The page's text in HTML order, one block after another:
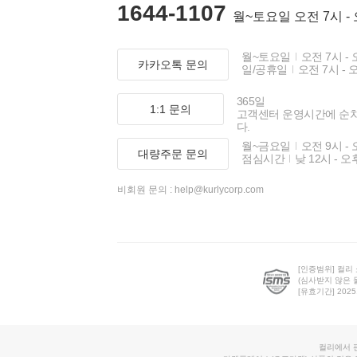
1644-1107 월~토요일 오전 7시 -
카카오톡 문의
월~토요일
오전 7시 -
일/공휴일
오전 7시 -
1:1 문의
365일
고객센터 운영시간에 순
다.
대량주문 문의
월~금요일
오전 9시 -
점심시간
낮 12시 - 오
비회원 문의 : help@kurlycorp.com
[인증범위] 컬리
(심사받지 않은
[유효기간]
컬리에서